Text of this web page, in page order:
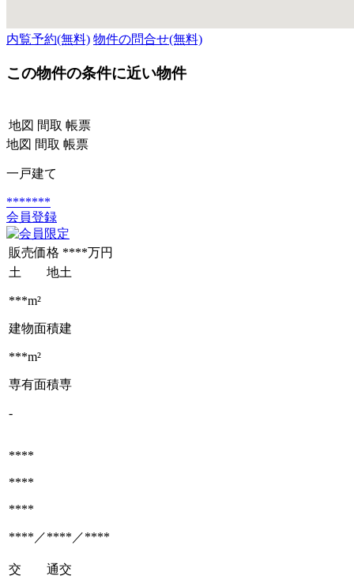
内覧予約(無料) 物件の問合せ(無料)
この物件の条件に近い物件
地図 間取 帳票
地図 間取 帳票
一戸建て
*******
会員登録
販売価格 ****万円
土 地土
***m²
建物面積建
***m²
専有面積専
-
****
****
****
****／****／****
交 通交